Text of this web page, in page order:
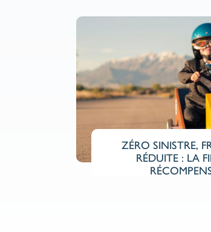
ZÉRO SINISTRE, FRANCHISE
RÉDUITE : LA FIDÉLITÉ
RÉCOMPENSÉE !